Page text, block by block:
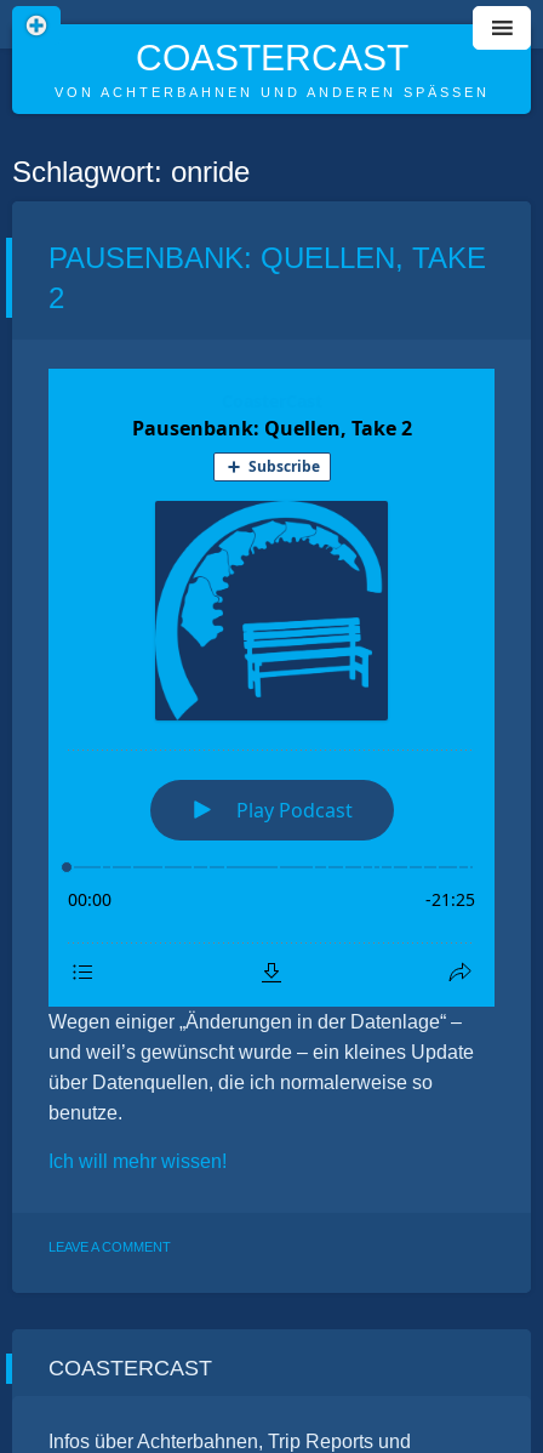
COASTERCAST
VON ACHTERBAHNEN UND ANDEREN SPÄSSEN
Skip
Schlagwort: onride
PAUSENBANK: QUELLEN, TAKE
2
Wegen einiger „Änderungen in der Datenlage“ –
und weil’s gewünscht wurde – ein kleines Update
über Datenquellen, die ich normalerweise so
benutze.
Ich will mehr wissen!
LEAVE A COMMENTON
COASTERCAST
Infos über Achterbahnen, Trip Reports und